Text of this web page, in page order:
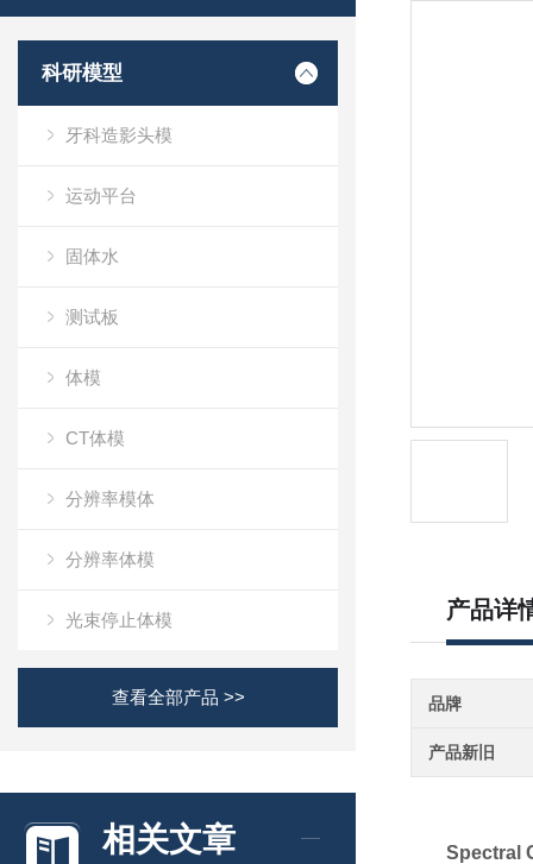
科研模型
牙科造影头模
运动平台
固体水
测试板
体模
CT体模
分辨率模体
分辨率体模
光束停止体模
查看全部产品 >>
相关文章
产品详
品牌
产品新旧
Spectral